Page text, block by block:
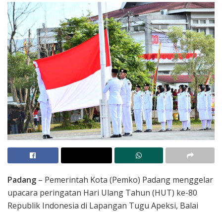
Padang – Pemerintah Kota (Pemko) Padang menggelar
upacara peringatan Hari Ulang Tahun (HUT) ke-80
Republik Indonesia di Lapangan Tugu Apeksi, Balai